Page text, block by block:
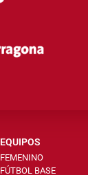
EQUIPOS
FEMENINO
FÚTBOL BASE